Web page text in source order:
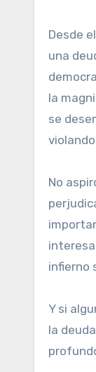
Desde
una
la
se
No
infierno
Y si
la